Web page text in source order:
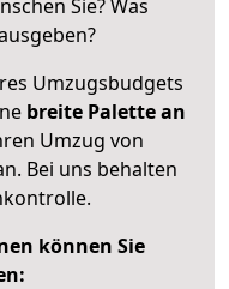
Sie? Was
Umzugsbudgets
breite Palette an
Umzug von
Bei uns behalten
können Sie